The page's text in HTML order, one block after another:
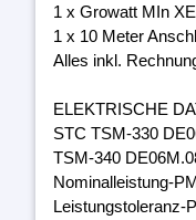
1 x Growatt MIn
1 x 10 Meter
Alles inkl.
ELEKTRISCHE
STC TSM-330
TSM-340
Nominalleistung-
Leistungstoleranz-